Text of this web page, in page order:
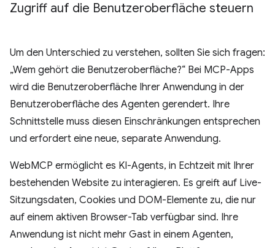
Zugriff auf die Benutzeroberfläche steuern
Um den Unterschied zu verstehen, sollten Sie sich fragen:
„Wem gehört die Benutzeroberfläche?“ Bei MCP-Apps
wird die Benutzeroberfläche Ihrer Anwendung in der
Benutzeroberfläche des Agenten gerendert. Ihre
Schnittstelle muss diesen Einschränkungen entsprechen
und erfordert eine neue, separate Anwendung.
WebMCP ermöglicht es KI-Agents, in Echtzeit mit Ihrer
bestehenden Website zu interagieren. Es greift auf Live-
Sitzungsdaten, Cookies und DOM-Elemente zu, die nur
auf einem aktiven Browser-Tab verfügbar sind. Ihre
Anwendung ist nicht mehr Gast in einem Agenten,